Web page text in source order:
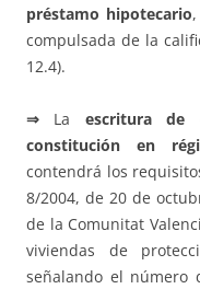
préstamo hipotecario
compulsada de la
12.4).
⇒ La escritura de
constitución en
contendrá los
8/2004, de 20 de
de la Comunitat
viviendas de
señalando el número